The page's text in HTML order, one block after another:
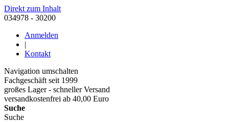
Direkt zum Inhalt
034978 - 30200
Anmelden
|
Kontakt
Navigation umschalten
Fachgeschäft seit 1999
großes Lager - schneller Versand
versandkostenfrei ab 40,00 Euro
Suche
Suche